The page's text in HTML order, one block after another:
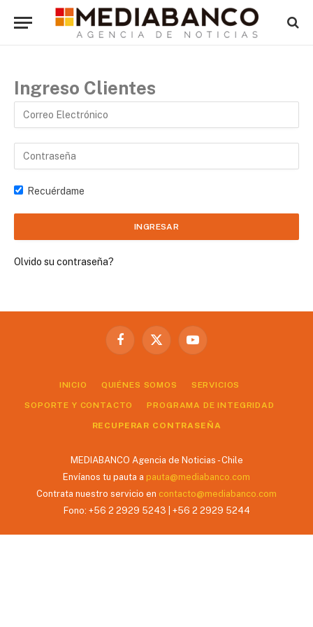
Ingreso Clientes
Recuérdame
Olvido su contraseña?
Facebook
X
YouTube
INICIO QUIÉNES SOMOS SERVICIOS
SOPORTE Y CONTACTO PROGRAMA DE INTEGRIDAD
RECUPERAR CONTRASEÑA
MEDIABANCO Agencia de Noticias - Chile
Envíanos tu pauta a pauta@mediabanco.com
Contrata nuestro servicio en contacto@mediabanco.com
Fono: +56 2 2929 5243 | +56 2 2929 5244